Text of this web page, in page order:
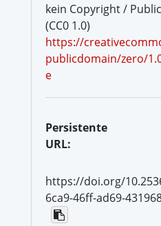
kein Copyright /
(CC0 1.0)
https://
publicdomain/zero/
e
Persistente
URL:
https://doi.org/
6ca9-46ff-ad69-